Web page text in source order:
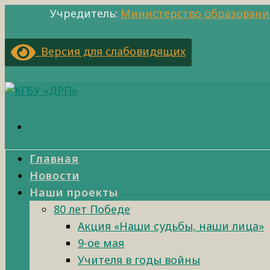
Учредитель: Министерство
Версия для слабовидящих
Главная
Новости
Наши проекты
80 лет Победе
Акция «Наши судьбы, наши лица»
9-ое мая
Учителя в годы войны